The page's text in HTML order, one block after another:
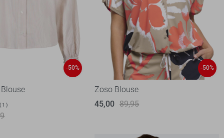
-50%
1
-50%
Zoso Blouse
45,00 89,95